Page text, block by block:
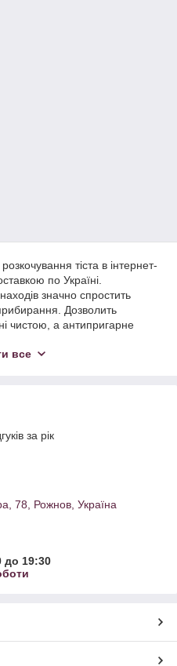
тіста в інтернет-
по Україні.
значно спростить
Дозволить
чистою, а антипригарне
який коштує кожної
все
за рік
78, Рожнов, Україна
до 19:30